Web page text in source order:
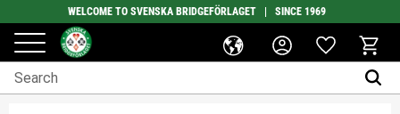
Menu
WELCOME TO SVENSKA BRIDGEFÖRLAGET | SINCE 1969
Favorites
Basket